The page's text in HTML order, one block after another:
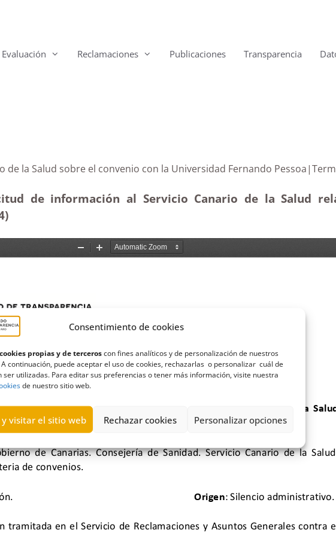
Consentimiento de cookies
propias y de terceroscon fines analíticos y de personalización de nuestros
continuación, puede aceptar el uso de cookies, rechazarlas o personalizar cuál de
ser utilizadas. Para editar sus preferencias o tener más información, visite nuestra
de nuestro sitio web.
visitar el sitio web Rechazar cookies Personalizar opciones
Evaluación Reclamaciones Publicaciones Transparencia
de la Salud sobre el convenio con la Universidad Fernando
de información al Servicio Canario de la Salud